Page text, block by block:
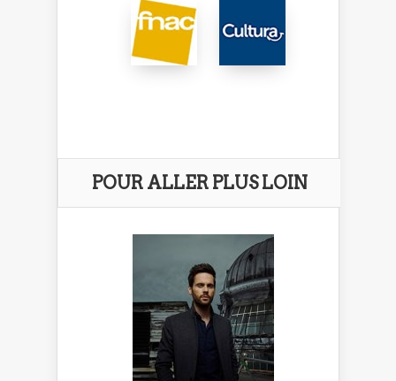
POUR ALLER PLUS LOIN